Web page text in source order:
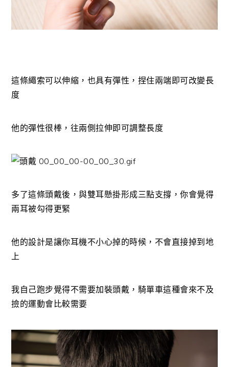
這條繩索可以伸縮，也具有彈性，捏住兩端即可改變長
度
他的彈性很棒，往兩側拉伸即可調整長度
多了這條頭戴後，與雙耳懸掛形成三點支撐，你會覺得
兩耳被勾得更緊
他的設計是讓你耳機不小心掉的時候，不會直接掉到地
上
我自己跑步覺得不需要加裝頭戴，騎單車這種會來不及
撿的運動會比較需要